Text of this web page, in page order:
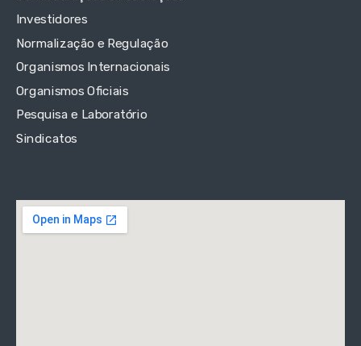
Investidores
Normalização e Regulação
Organismos Internacionais
Organismos Oficiais
Pesquisa e Laboratório
Sindicatos